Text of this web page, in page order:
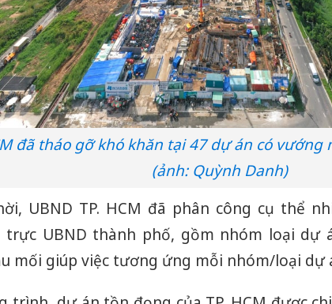
đã tháo gỡ khó khăn tại 47 dự án có
(ảnh: Quỳnh Danh)
UBND TP. HCM đã phân công cụ thể
trực UBND thành phố, gồm nhóm loại dự
mối giúp việc tương ứng mỗi nhóm/loại dự